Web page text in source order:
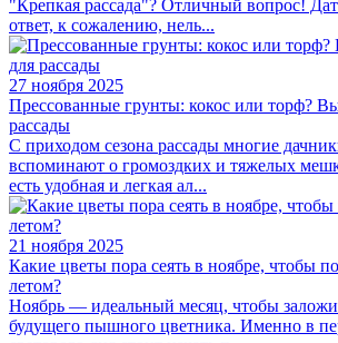
"Крепкая рассада"? Отличный вопрос!
ответ, к сожалению, нель...
27 ноября 2025
Прессованные грунты: кокос или торф?
рассады
С приходом сезона рассады многие
вспоминают о громоздких и тяжелых
есть удобная и легкая ал...
21 ноября 2025
Какие цветы пора сеять в ноябре, чтобы
летом?
Ноябрь — идеальный месяц, чтобы
будущего пышного цветника. Именно в